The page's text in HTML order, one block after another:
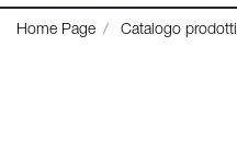
Home Page Catalogo prodotti